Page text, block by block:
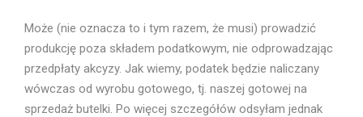
Może (nie oznacza to i tym razem, że musi) prowadzić
produkcję poza składem podatkowym, nie odprowadzając
przedpłaty akcyzy. Jak wiemy, podatek będzie naliczany
wówczas od wyrobu gotowego, tj. naszej gotowej na
sprzedaż butelki. Po więcej szczegółów odsyłam jednak